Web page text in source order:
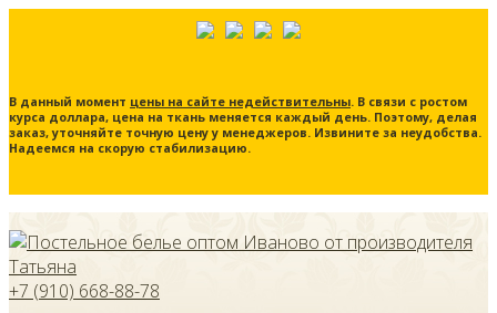
В данный момент цены на сайте недействительны. В связи с ростом
курса доллара, цена на ткань меняется каждый день. Поэтому, делая
заказ, уточняйте точную цену у менеджеров. Извините за неудобства.
Надеемся на скорую стабилизацию.
+7 (910) 668-88-78